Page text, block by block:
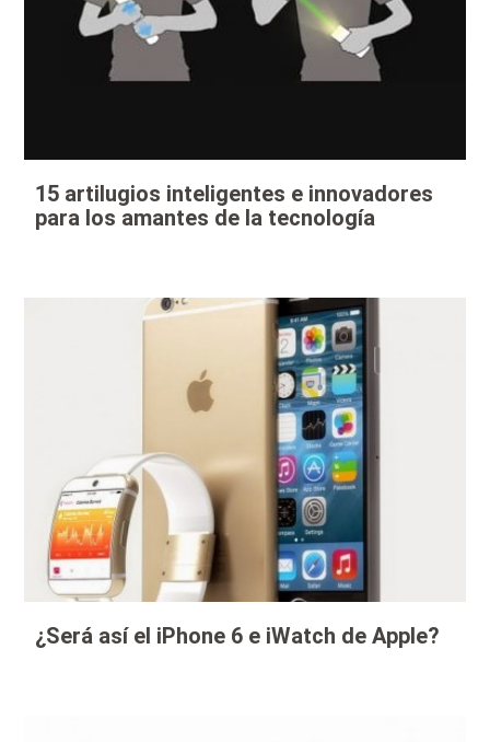
15 artilugios inteligentes e innovadores
para los amantes de la tecnología
¿Será así el iPhone 6 e iWatch de Apple?